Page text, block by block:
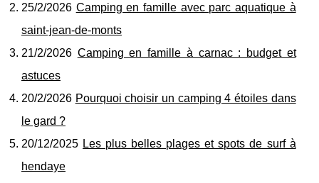
25/2/2026 Camping en famille avec parc aquatique à
saint-jean-de-monts
21/2/2026 Camping en famille à carnac : budget et
astuces
20/2/2026 Pourquoi choisir un camping 4 étoiles dans
le gard ?
20/12/2025 Les plus belles plages et spots de surf à
hendaye